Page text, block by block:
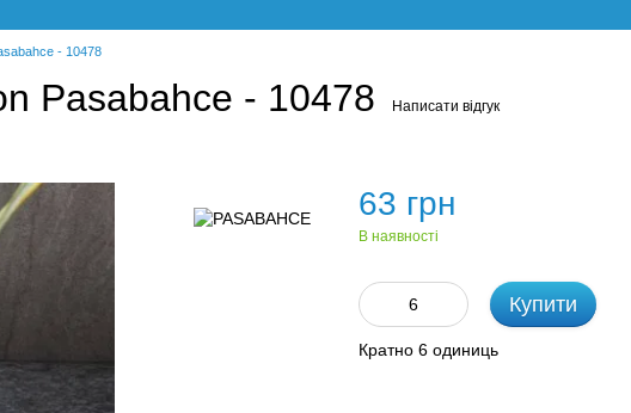
- 10478
Pasabahce - 10478 Написати відгук
63 грн
В наявності
Купити
Кратно 6 одиниць